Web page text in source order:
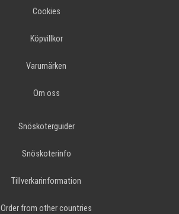
Cookies
Köpvillkor
Varumärken
Om oss
Snöskoterguider
Snöskoterinfo
Tillverkarinformation
Order from other countries